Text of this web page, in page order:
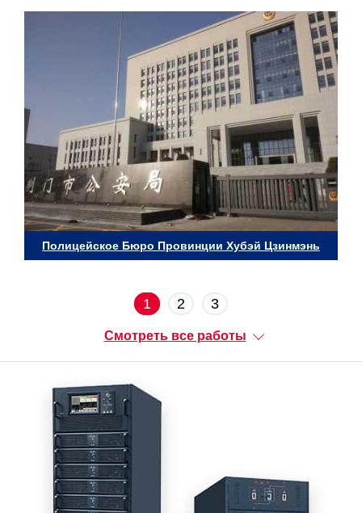
Полицейское Бюро Провинции Хубэй Цзинмэнь
1 2 3
Смотреть все работы